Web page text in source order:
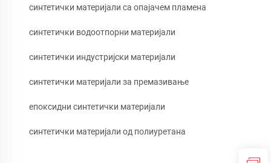
синтетички материјали са опајачем пламена
синтетички водоотпорни материјали
синтетички индустријски материјали
синтетички материјали за премазивање
епоксидни синтетички материјали
синтетички материјали од полиуретана